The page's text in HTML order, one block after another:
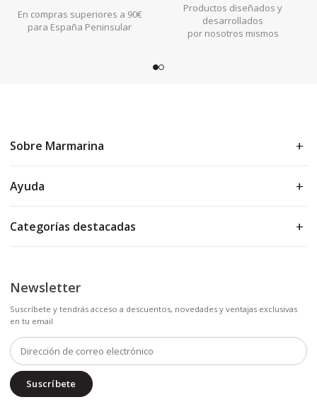
En compras superiores a 90€
para España Peninsular
Productos diseñados y
desarrollados
por nosotros mismos
Sobre Marmarina
Ayuda
Categorías destacadas
Newsletter
Suscríbete y tendrás acceso a descuentos, novedades y ventajas exclusivas
en tu email
Suscríbete